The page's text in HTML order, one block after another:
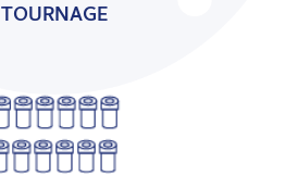
TOURNAGE